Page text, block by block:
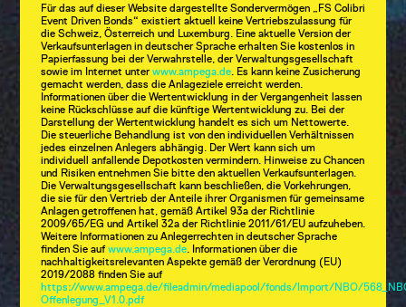
Für das auf dieser Website dargestellte Sondervermögen „FS Colibri
Event Driven Bonds“ existiert aktuell keine Vertriebszulassung für
die Schweiz, Österreich und Luxemburg. Eine aktuelle Version der
Verkaufsunterlagen in deutscher Sprache erhalten Sie kostenlos in
Papierfassung bei der Verwahrstelle, der Verwaltungsgesellschaft
sowie im Internet unterwww.ampega.de. Es kann keine Zusicherung
gemacht werden, dass die Anlageziele erreicht werden.
Informationen über die Wertentwicklung in der Vergangenheit lassen
keine Rückschlüsse auf die künftige Wertentwicklung zu. Bei der
Darstellung der Wertentwicklung handelt es sich um Nettowerte.
Die steuerliche Behandlung ist von den individuellen Verhältnissen
jedes einzelnen Anlegers abhängig. Der Wert kann sich um
individuell anfallende Depotkosten vermindern. Hinweise zu Chancen
und Risiken entnehmen Sie bitte den aktuellen Verkaufsunterlagen.
Die Verwaltungsgesellschaft kann beschließen, die Vorkehrungen,
die sie für den Vertrieb der Anteile ihrer Organismen für gemeinsame
Anlagen getroffenen hat, gemäß Artikel 93a der Richtlinie
2009/65/EG und Artikel 32a der Richtlinie 2011/61/EU aufzuheben.
Weitere Informationen zu Anlegerrechten in deutscher Sprache
finden Sie aufwww.ampega.de. Informationen über die
nachhaltigkeitsrelevanten Aspekte gemäß der Verordnung (EU)
2019/2088 finden Sie auf
https://www.ampega.de/fileadmin/mediapool/fonds/Import/NBO/
Offenlegung_V1.0.pdf